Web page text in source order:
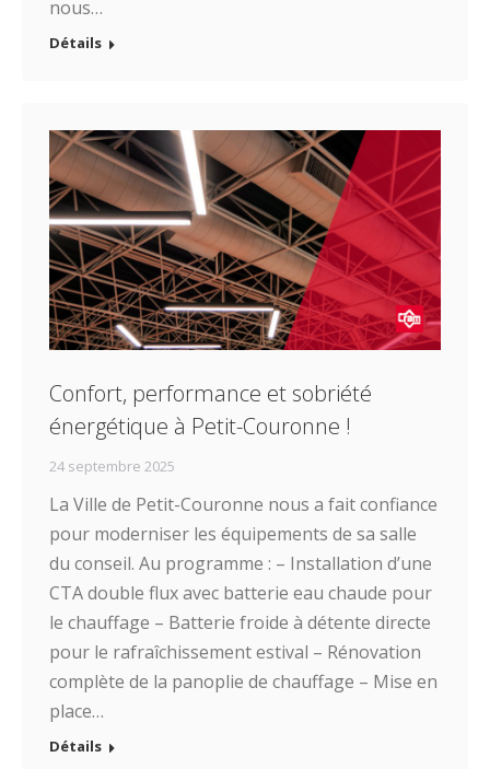
nous…
Détails
Confort, performance et sobriété
énergétique à Petit-Couronne !
24 septembre 2025
La Ville de Petit-Couronne nous a fait confiance
pour moderniser les équipements de sa salle
du conseil. Au programme : – Installation d’une
CTA double flux avec batterie eau chaude pour
le chauffage – Batterie froide à détente directe
pour le rafraîchissement estival – Rénovation
complète de la panoplie de chauffage – Mise en
place…
Détails